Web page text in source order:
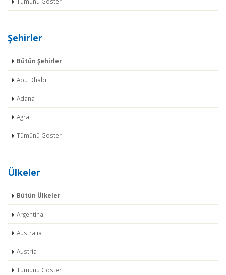
Şehirler
Bütün Şehirler
Abu Dhabi
Adana
Agra
Tümünü Göster
Ülkeler
Bütün Ülkeler
Argentina
Australia
Austria
Tümünü Göster